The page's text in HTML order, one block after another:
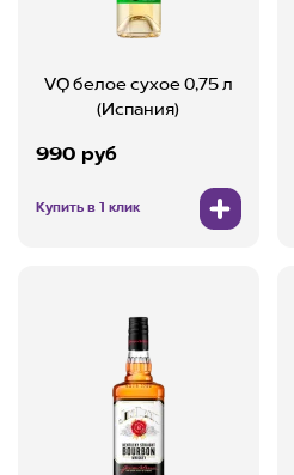
VQ белое сухое 0,75 л
(Испания)
990 руб
Купить в 1 клик